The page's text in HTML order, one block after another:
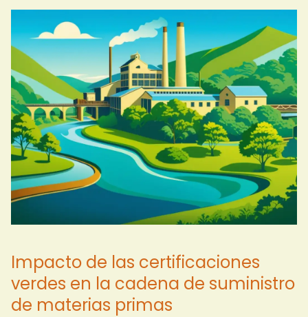
Impacto de las certificaciones
verdes en la cadena de suministro
de materias primas